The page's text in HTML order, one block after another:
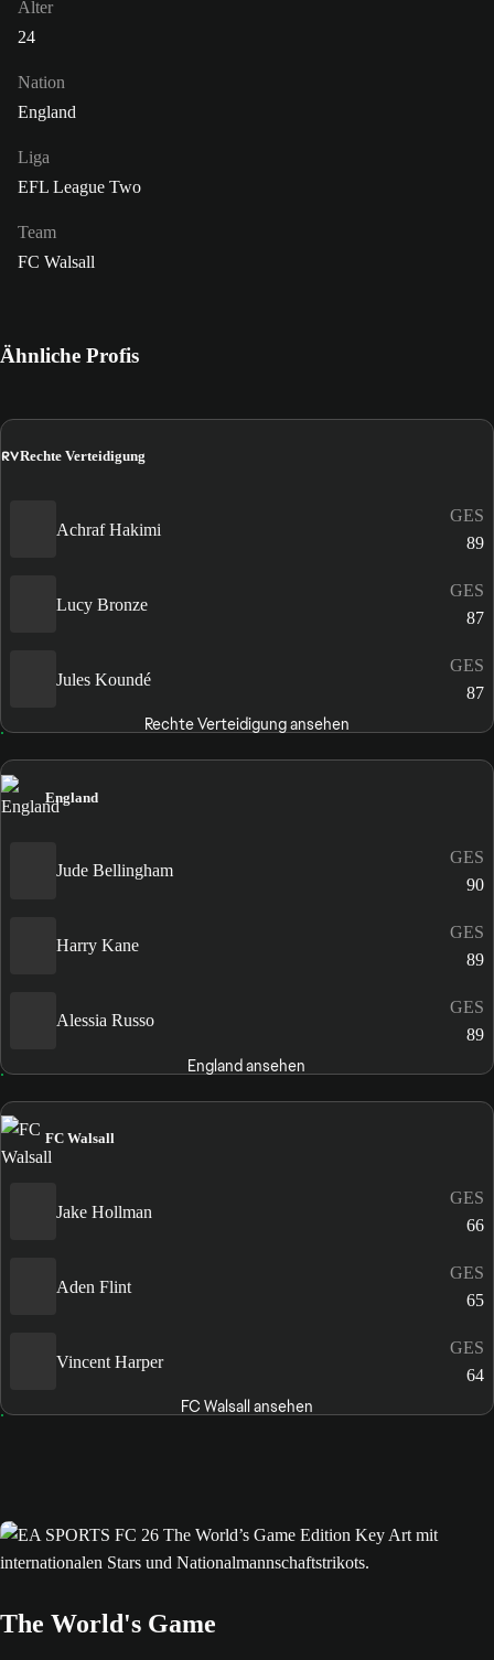
Alter
24
Nation
England
Liga
EFL League Two
Team
FC Walsall
Ähnliche Profis
RVRechte Verteidigung
Achraf Hakimi
GES
89
Lucy Bronze
GES
87
Jules Koundé
GES
87
Rechte Verteidigung ansehen
England
Jude Bellingham
GES
90
Harry Kane
GES
89
Alessia Russo
GES
89
England ansehen
FC Walsall
Jake Hollman
GES
66
Aden Flint
GES
65
Vincent Harper
GES
64
FC Walsall ansehen
The World's Game